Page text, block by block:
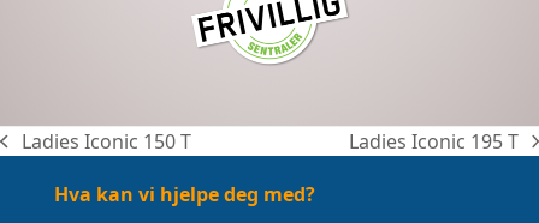
previous
Ladies Iconic 150 T
next
Ladies Iconic 195 T
Hva kan vi hjelpe deg med?